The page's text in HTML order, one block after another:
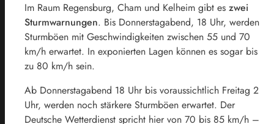
Im Raum Regensburg, Cham und Kelheim gibt es zwei
Sturmwarnungen. Bis Donnerstagabend, 18 Uhr, werden
Sturmböen mit Geschwindigkeiten zwischen 55 und 70
km/h erwartet. In exponierten Lagen können es sogar bis
zu 80 km/h sein.
Ab Donnerstagabend 18 Uhr bis voraussichtlich Freitag 2
Uhr, werden noch stärkere Sturmböen erwartet. Der
Deutsche Wetterdienst spricht hier von 70 bis 85 km/h –